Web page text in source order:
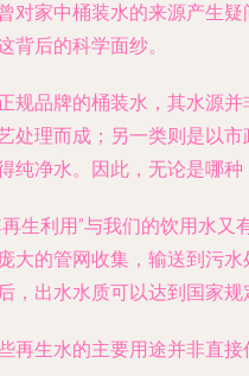
对家中桶装水的来源产生
背后的科学面纱。
规品牌的桶装水，其水源
处理而成；另一类则是以
纯净水。因此，无论是哪种
生利用”与我们的饮用水
大的管网收集，输送到污
出水水质可以达到国家规
再生水的主要用途并非直